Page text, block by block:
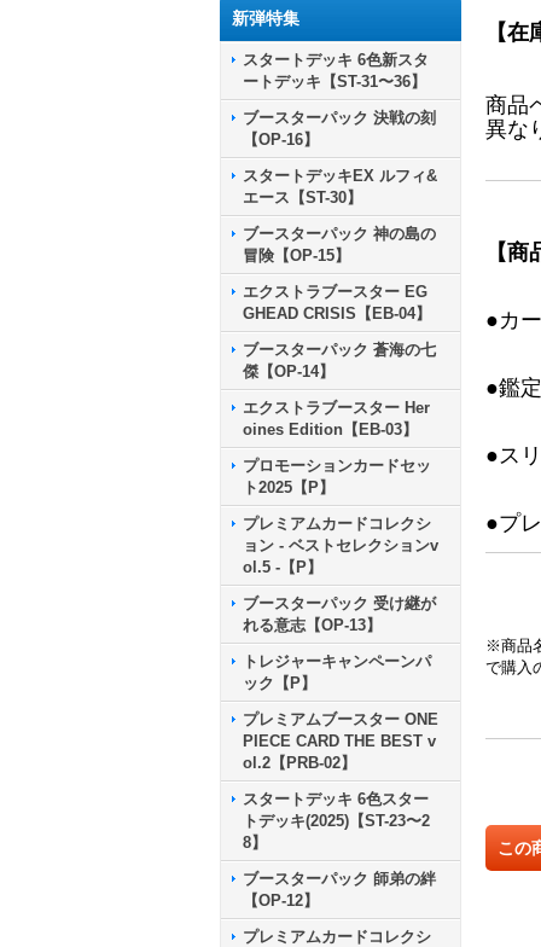
新弾特集
スタートデッキ 6色新スタ
ートデッキ【ST-31〜36】
ブースターパック 決戦の刻
【OP-16】
スタートデッキEX ルフィ&
エース【ST-30】
ブースターパック 神の島の
冒険【OP-15】
エクストラブースター EG
GHEAD CRISIS【EB-04】
ブースターパック 蒼海の七
傑【OP-14】
エクストラブースター Her
oines Edition【EB-03】
プロモーションカードセッ
ト2025【P】
プレミアムカードコレクシ
ョン - ベストセレクションv
ol.5 -【P】
ブースターパック 受け継が
れる意志【OP-13】
トレジャーキャンペーンパ
ック【P】
プレミアムブースター ONE
PIECE CARD THE BEST v
ol.2【PRB-02】
スタートデッキ 6色スター
トデッキ(2025)【ST-23〜2
8】
ブースターパック 師弟の絆
【OP-12】
プレミアムカードコレクシ
【
商品
異な
【
●カ
●鑑
●ス
●プ
※商品
で購入
この